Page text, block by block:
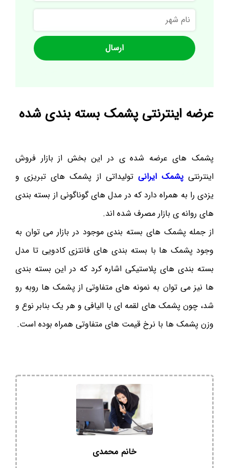
نام
شهر
عرضه اینترنتی پشمک بسته بندی شده
پشمک های عرضه شده ی در این بخش از بازار فروش
اینترنتیپشمک ایرانی تولیداتی از پشمک های تبریزی و
یزدی را به همراه دارد که در مدل های گوناگونی از بسته بندی
های روانه ی بازار مصرف شده اند.
از جمله پشمک های بسته بندی موجود در بازار می توان به
وجود پشمک ها با بسته بندی های فانتزی کادویی تا مدل
بسته بندی های پلاستیکی اشاره کرد که در این بسته بندی
ها نیز می توان به نمونه های متفاوتی از پشمک ها روبه رو
شد، چون پشمک های لقمه ای با الیافی و هر یک بنابر نوع و
وزن پشمک ها با نرخ قیمت های متفاوتی همراه بوده است.
خانم محمدی